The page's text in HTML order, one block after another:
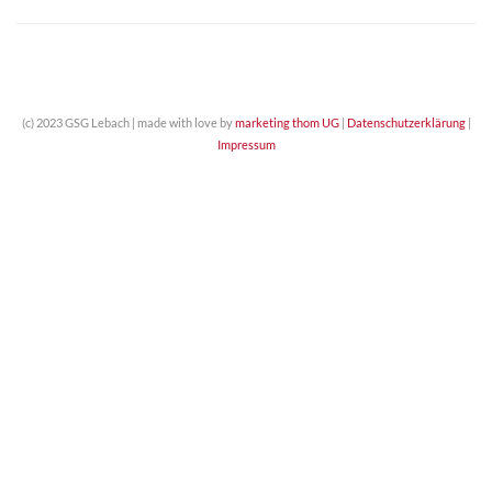
(c) 2023 GSG Lebach | made with love bymarketing thom UG| Datenschutzerklärung|
Impressum